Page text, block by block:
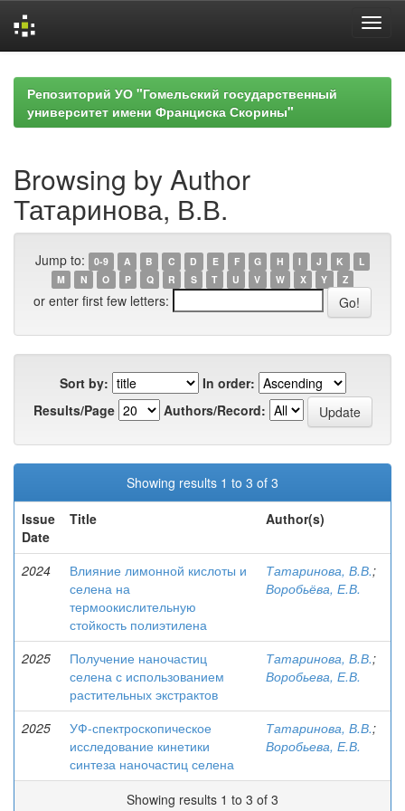
navigationРепозиторий УО "Гомельский государственный
университет имени Франциска Скорины"
Browsing by Author
Татаринова, В.В.
Jump to: 0-9 A B C D E F G H I J K
L
M
N O P Q R S T U V W X Y Z
or enter first few letters:
Sort by:
In order:
Results/Page
Authors/Record:
Showing results 1 to 3 of 3
Issue
Date
Title Author(s)
2024
Влияние лимонной кислоты и
селена на
термоокислительную
стойкость полиэтилена
Татаринова, В.В.;
Воробьёва, Е.В.
2025
Получение наночастиц
селена с использованием
растительных экстрактов
Татаринова, В.В.;
Воробьева, Е.В.
2025
УФ-спектроскопическое
исследование кинетики
синтеза наночастиц селена
Татаринова, В.В.;
Воробьева, Е.В.
Showing results 1 to 3 of 3